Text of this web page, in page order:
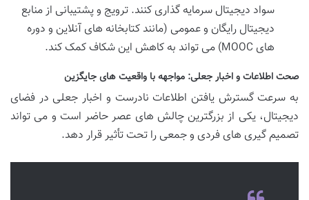
سواد دیجیتال سرمایه گذاری کنند. ترویج و پشتیبانی از منابع
دیجیتال رایگان و عمومی (مانند کتابخانه های آنلاین و دوره
های MOOC) می تواند به کاهش این شکاف کمک کند.
صحت اطلاعات و اخبار جعلی: مواجهه با واقعیت های جایگزین
به سرعت گسترش یافتن اطلاعات نادرست و اخبار جعلی در فضای
دیجیتال، یکی از بزرگترین چالش های عصر حاضر است و می تواند
تصمیم گیری های فردی و جمعی را تحت تأثیر قرار دهد.